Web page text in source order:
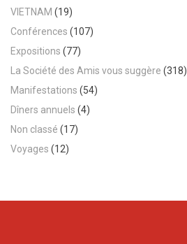
VIETNAM (19)
Conférences (107)
Expositions (77)
La Société des Amis vous suggère (318)
Manifestations (54)
Dîners annuels (4)
Non classé (17)
Voyages (12)